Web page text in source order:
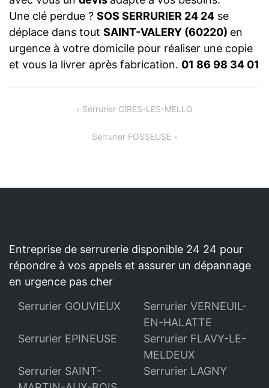
Une clé perdue ? SOS SERRURIER 24 24 se
déplace dans tout SAINT-VALERY (60220) en
urgence à votre domicile pour réaliser une copie
et vous la livrer après fabrication. 01 86 98 34 01
NAVIGATION Serrurier CIRES-LES-MELLO
Serrurier FOSSEUSE
Entreprise de serrurerie disponible 24 24 pour
répondre à vos appels et assurer un dépannage
en urgence pas cher
Serrurier GOUVIEUX
Serrurier VERNEUIL-
EN-HALATTE
Serrurier EPINEUSE
Serrurier FLAVY-LE-
MELDEUX
Serrurier SAINT-
Serrurier LAGNY